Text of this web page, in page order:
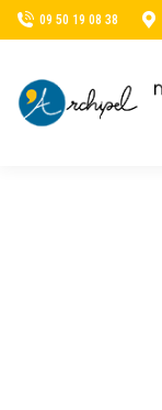
09 50 19 08 38